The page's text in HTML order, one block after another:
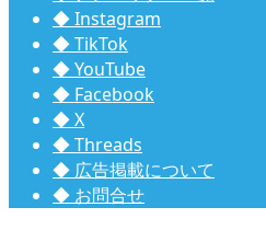
◆ Instagram
◆ TikTok
◆ YouTube
◆ Facebook
◆ X
◆ Threads
◆ 広告掲載について
◆ お問合せ